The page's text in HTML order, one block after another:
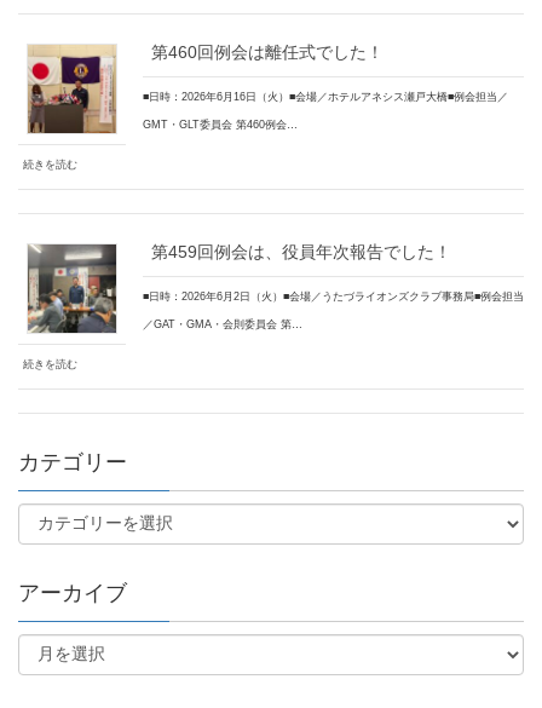
第460回例会は離任式でした！
■日時：2026年6月16日（火）■会場／ホテルアネシス瀬戸大橋■例会担当／
GMT・GLT委員会 第460例会…
続きを読む
第459回例会は、役員年次報告でした！
■日時：2026年6月2日（火）■会場／うたづライオンズクラブ事務局■例会担当
／GAT・GMA・会則委員会 第…
続きを読む
カテゴリー
アーカイブ